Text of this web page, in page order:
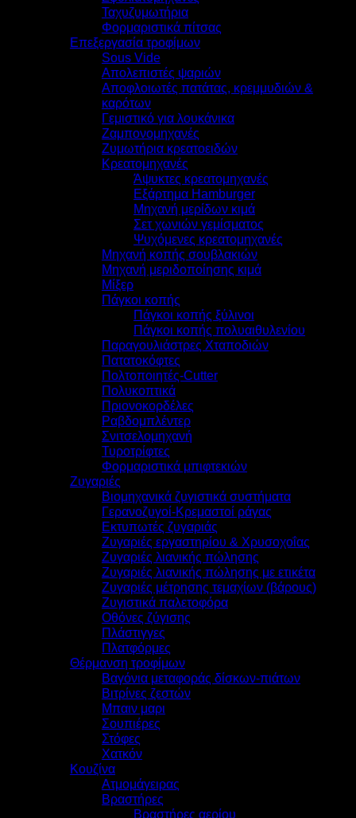
Ταχυζυμωτήρια
Φορμαριστικά πίτσας
Επεξεργασία τροφίμων
Sous Vide
Απολεπιστές ψαριών
Αποφλοιωτές πατάτας, κρεμμυδιών &
καρότων
Γεμιστικό για λουκάνικα
Ζαμπονομηχανές
Ζυμωτήρια κρεατοειδών
Κρεατομηχανές
Άψυκτες κρεατομηχανές
Εξάρτημα Hamburger
Μηχανή μερίδων κιμά
Σετ χωνιών γεμίσματος
Ψυχόμενες κρεατομηχανές
Μηχανή κοπής σουβλακιών
Μηχανή μεριδοποίησης κιμά
Μίξερ
Πάγκοι κοπής
Πάγκοι κοπής ξύλινοι
Πάγκοι κοπής πολυαιθυλενίου
Παραγουλιάστρες Χταποδιών
Πατατοκόφτες
Πολτοποιητές-Cutter
Πολυκοπτικά
Πριονοκορδέλες
Ραβδομπλέντερ
Σνιτσελομηχανή
Τυροτρίφτες
Φορμαριστικά μπιφτεκιών
Ζυγαριές
Βιομηχανικά ζυγιστικά συστήματα
Γερανοζυγοί-Κρεμαστοί ράγας
Εκτυπωτές ζυγαριάς
Ζυγαριές εργαστηρίου & Χρυσοχοΐας
Ζυγαριές λιανικής πώλησης
Ζυγαριές λιανικής πώλησης με ετικέτα
Ζυγαριές μέτρησης τεμαχίων (βάρους)
Ζυγιστικά παλετοφόρα
Οθόνες ζύγισης
Πλάστιγγες
Πλατφόρμες
Θέρμανση τροφίμων
Βαγόνια μεταφοράς δίσκων-πιάτων
Βιτρίνες ζεστών
Μπαιν μαρι
Σουπιέρες
Στόφες
Χατκόν
Κουζίνα
Ατμομάγειρας
Βραστήρες
Βραστήρες αερίου